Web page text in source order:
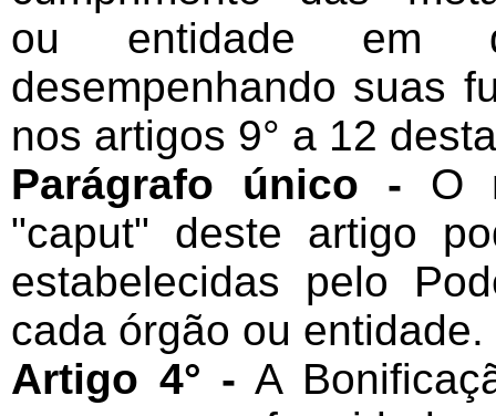
ou entidade em
desempenhando suas
nos artigos 9° a 12
Parágrafo único - O
"caput" deste artigo
estabelecidas pelo
cada órgão ou entidade.
Artigo 4° - A